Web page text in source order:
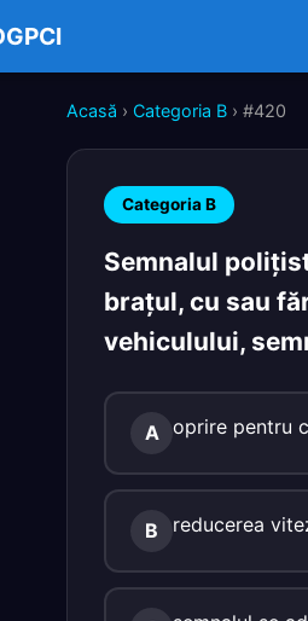
Acasă › Categoria B › #420
Categoria B
Semnalul
braţul, cu sau
vehiculului,
A oprire pentru
B reducerea